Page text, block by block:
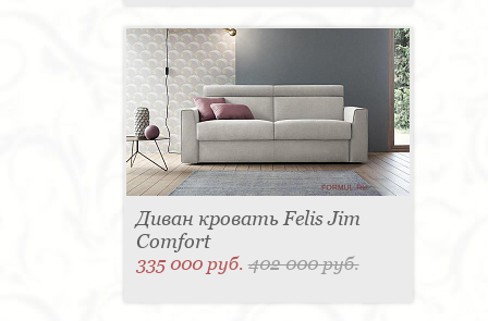
Диван кровать Felis Jim
Comfort
335 000 руб.402 000 руб.